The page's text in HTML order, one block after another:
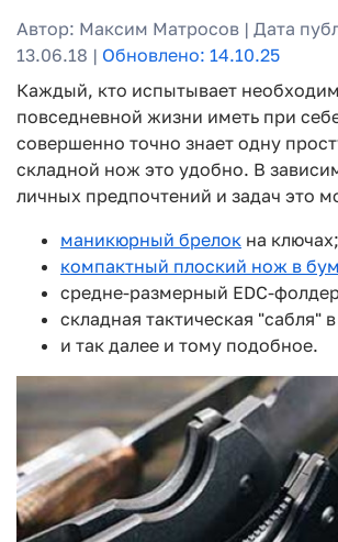
Автор: Максим Матросов | Дата
13.06.18 | Обновлено: 14.10.25
Каждый, кто испытывает
повседневной жизни иметь при
совершенно точно знает одну
складной нож это удобно. В
личных предпочтений и задач это
маникюрный брелок на ключах;
компактный плоский нож в
средне-размерный EDC-
складная тактическая "сабля"
и так далее и тому подобное.